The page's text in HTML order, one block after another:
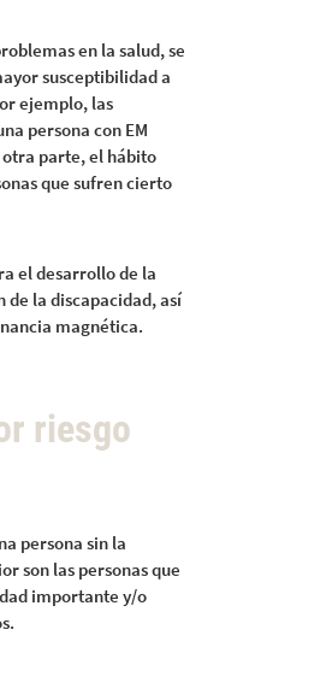
en la salud, se
susceptibilidad a
ejemplo, las
persona con EM
parte, el hábito
que sufren cierto
el desarrollo de la
la discapacidad, así
magnética.
riesgo
persona sin la
son las personas que
importante y/o